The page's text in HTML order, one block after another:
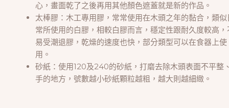
心，畫面乾了之後再用其他顏色遮蓋就是新的作品。
太棒膠：木工專用膠，常常使用在木頭之年的黏合，類似
常所使用的白膠，相較白膠而言，穩定性跟耐久度較高，
易受潮退膠，乾燥的速度也快，部分類型可以在食器上使
用。
砂紙：使用120及240的砂紙，打磨去除木頭表面不平整
手的地方，號數越小砂紙顆粒越粗，越大則越細緻。